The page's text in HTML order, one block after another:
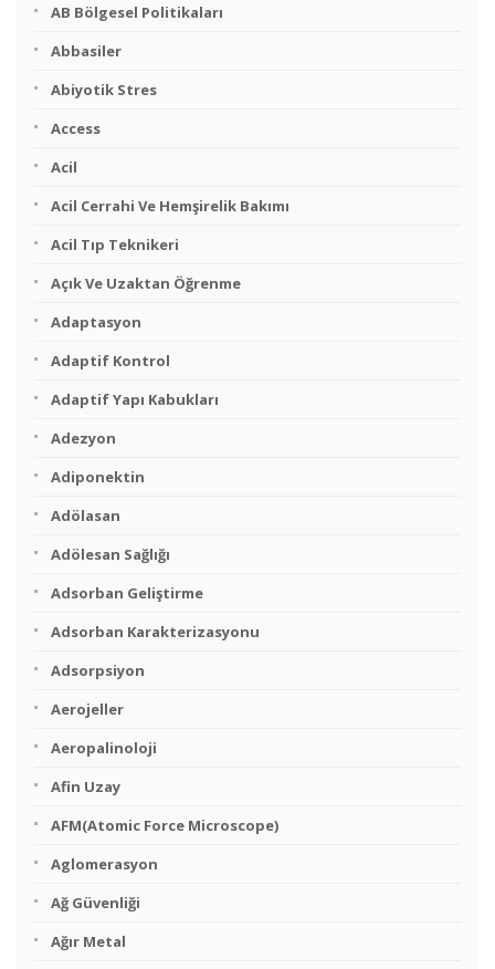
AB Bölgesel Politikaları
Abbasiler
Abiyotik Stres
Access
Acil
Acil Cerrahi Ve Hemşirelik Bakımı
Acil Tıp Teknikeri
Açık Ve Uzaktan Öğrenme
Adaptasyon
Adaptif Kontrol
Adaptif Yapı Kabukları
Adezyon
Adiponektin
Adölasan
Adölesan Sağlığı
Adsorban Geliştirme
Adsorban Karakterizasyonu
Adsorpsiyon
Aerojeller
Aeropalinoloji
Afin Uzay
AFM(Atomic Force Microscope)
Aglomerasyon
Ağ Güvenliği
Ağır Metal